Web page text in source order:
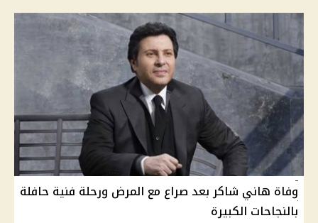
وفاة هاني شاكر بعد صراع مع المرض ورحلة فنية حافلة
بالنجاحات الكبيرة